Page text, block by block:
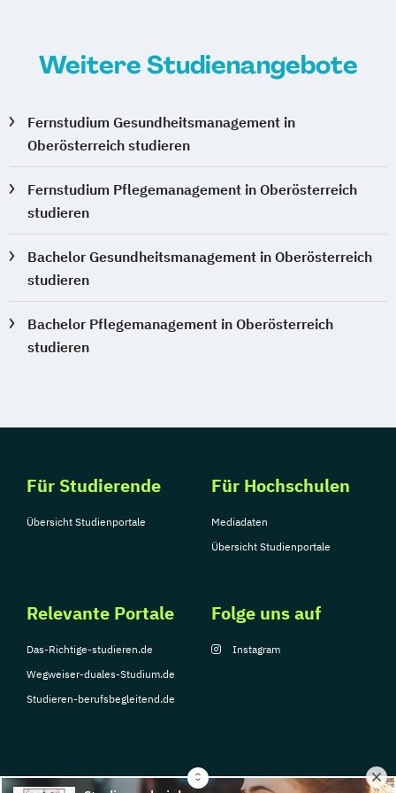
Weitere Studienangebote
Fernstudium Gesundheitsmanagement in
Oberösterreich studieren
Fernstudium Pflegemanagement in Oberösterreich
studieren
Bachelor Gesundheitsmanagement in Oberösterreich
studieren
Bachelor Pflegemanagement in Oberösterreich
studieren
Für Studierende
Übersicht Studienportale
Für Hochschulen
Mediadaten
Übersicht Studienportale
Relevante Portale
Das-Richtige-studieren.de
Wegweiser-duales-Studium.de
Studieren-berufsbegleitend.de
Folge uns auf
Instagram